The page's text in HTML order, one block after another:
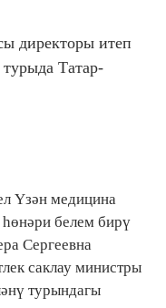
директоры итеп
Татар-
Үзән медицина
белем бирү
Сергеевна
саклау министры
турындагы